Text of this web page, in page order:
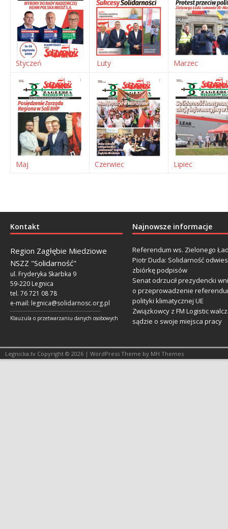
Styczeń Luty Marzec
Maj Czerwiec Lipiec
Kontakt
Region Zagłębie Miedziowe
NSZZ "Solidarność"
ul. Fryderyka Skarbka 9
59-220 Legnica
tel. 76 721 08 78
e-mail: legnica@solidarnosc.org.pl
Klauzula o przetwarzaniu danych osobowych
Najnowsze informacje
Referendum ws. Zielonego
Piotr Duda: Solidarność
zbiórkę podpisów
Senat odrzucił prezydencki
o przeprowadzenie
polityki klimatycznej UE
Związkowcy z FM Logistic
sądzie o swoje miejsca pracy
Legnicka.tv Copyright © 2026 | WordPress Theme by MH Themes